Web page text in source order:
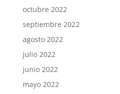
octubre 2022
septiembre 2022
agosto 2022
julio 2022
junio 2022
mayo 2022